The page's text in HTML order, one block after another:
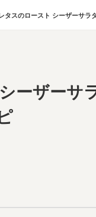
タスのロースト シーザーサラ
ーザーサ